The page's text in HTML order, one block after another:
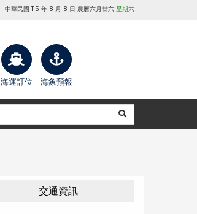
中華民國 115 年 8 月 8 日 農曆六月廿六 星期六
海運訂位 海象預報
交通資訊